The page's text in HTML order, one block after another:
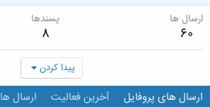
ارسال ها
60
پسندها
8
پیدا کردن
ارسال های پروفایل آخرین فعالیت ارسال ها